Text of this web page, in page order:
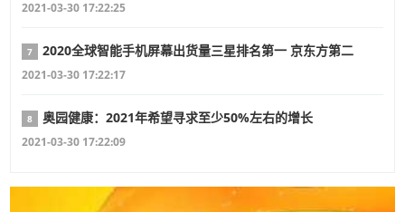
2021-03-30 17:22:25
7 2020全球智能手机屏幕出货量三星排名第一 京东方第二
2021-03-30 17:22:17
8 奥园健康：2021年希望寻求至少50%左右的增长
2021-03-30 17:22:09